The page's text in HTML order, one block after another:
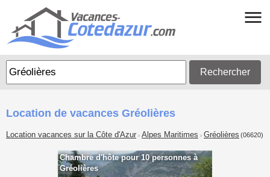
Rechercher
Location de vacances Gréolières
Location vacances sur la Côte d'Azur > Alpes Maritimes > Gréolières (06620)
Chambre d'hôte pour 10 personnes à
Gréolières